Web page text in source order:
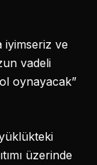
iyimseriz ve
vadeli
oynayacak”
üzerinde